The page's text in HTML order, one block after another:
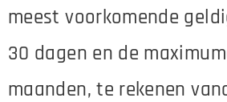
meest voorkomende
30 dagen en de
maanden, te rekenen